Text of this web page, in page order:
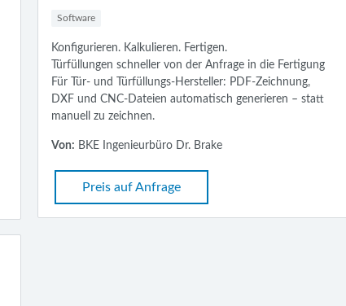
Software
Konfigurieren. Kalkulieren. Fertigen.
Türfüllungen schneller von der Anfrage in die Fertigung
Für Tür- und Türfüllungs-Hersteller: PDF-Zeichnung,
DXF und CNC-Dateien automatisch generieren – statt
manuell zu zeichnen.
Von: BKE Ingenieurbüro Dr. Brake
Preis auf Anfrage